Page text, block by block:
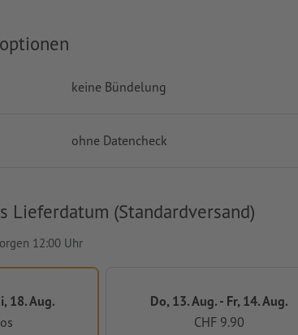
keine Bündelung
ohne Datencheck
Lieferdatum (Standardversand)
12:00 Uhr
18. Aug.
Do, 13. Aug. - Fr, 14. Aug.
CHF 9.90